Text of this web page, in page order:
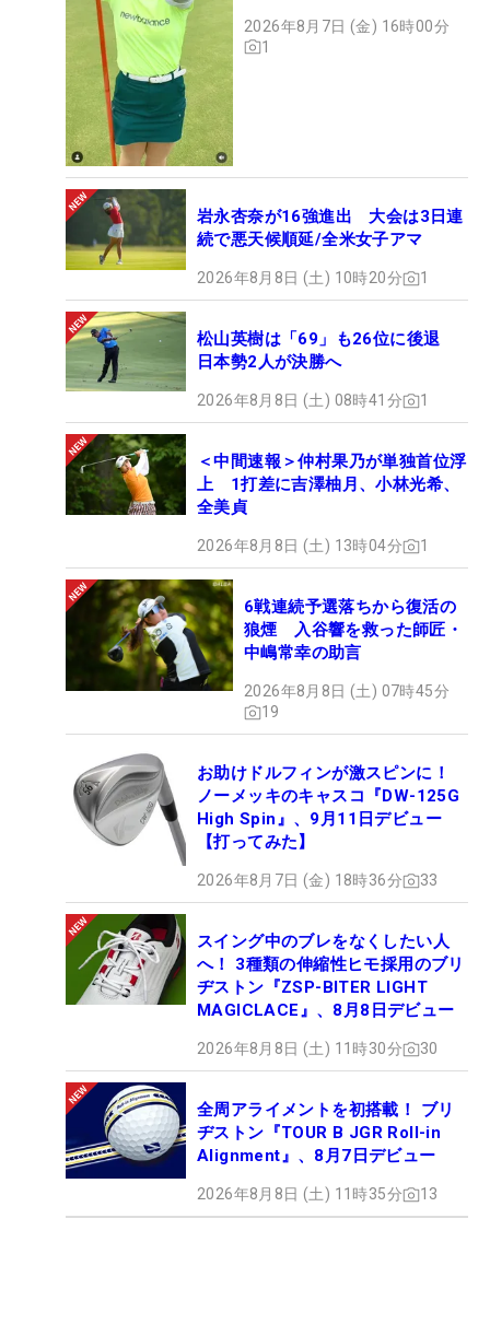
2026年8月7日 (金) 16時00分
1
岩永杏奈が16強進出 大会は3日連
続で悪天候順延/全米女子アマ
2026年8月8日 (土) 10時20分 1
松山英樹は「69」も26位に後退
日本勢2人が決勝へ
2026年8月8日 (土) 08時41分 1
＜中間速報＞仲村果乃が単独首位浮
上 1打差に吉澤柚月、小林光希、
全美貞
2026年8月8日 (土) 13時04分 1
6戦連続予選落ちから復活の
狼煙 入谷響を救った師匠・
中嶋常幸の助言
2026年8月8日 (土) 07時45分
19
お助けドルフィンが激スピンに！
ノーメッキのキャスコ『DW-125G
High Spin』、9月11日デビュー
【打ってみた】
2026年8月7日 (金) 18時36分 33
スイング中のブレをなくしたい人
へ！ 3種類の伸縮性ヒモ採用のブリ
ヂストン『ZSP-BITER LIGHT
MAGICLACE』、8月8日デビュー
2026年8月8日 (土) 11時30分 30
全周アライメントを初搭載！ ブリ
ヂストン『TOUR B JGR Roll-in
Alignment』、8月7日デビュー
2026年8月8日 (土) 11時35分 13